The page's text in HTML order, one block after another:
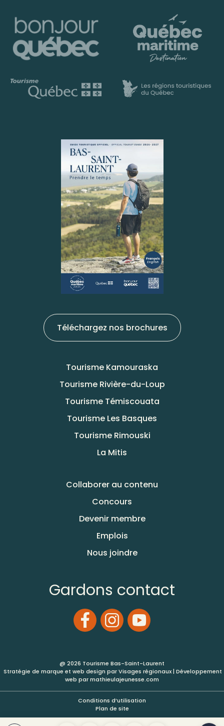
Téléchargez nos brochures
Tourisme Kamouraska
Tourisme Rivière-du-Loup
Tourisme Témiscouata
Tourisme Les Basques
Tourisme Rimouski
La Mitis
Collaborer au contenu
Concours
Devenir membre
Emplois
Nous joindre
Gardons contact
@ 2026 Tourisme Bas-Saint-Laurent
Stratégie de marque et web design parVisages régionaux| Développement
web parmathieulajeunesse.com
Conditions d’utilisation
Plan de site